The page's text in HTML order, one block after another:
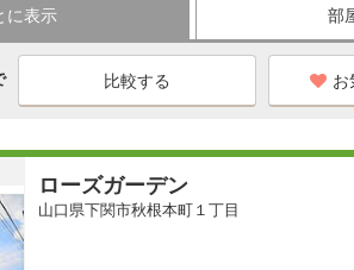
に表示 部
お
ローズガーデン
山口県下関市秋根本町１丁目